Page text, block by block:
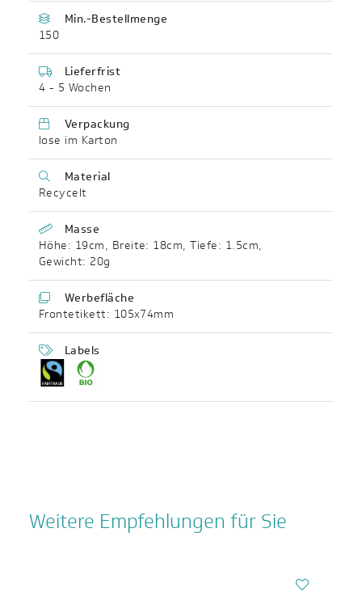
Min.-Bestellmenge
150
Lieferfrist
4 - 5 Wochen
Verpackung
lose im Karton
Material
Recycelt
Masse
Höhe: 19cm, Breite: 18cm,Tiefe: 1.5cm,
Gewicht: 20g
Werbefläche
Frontetikett: 105x74mm
Labels
Weitere Empfehlungen für Sie